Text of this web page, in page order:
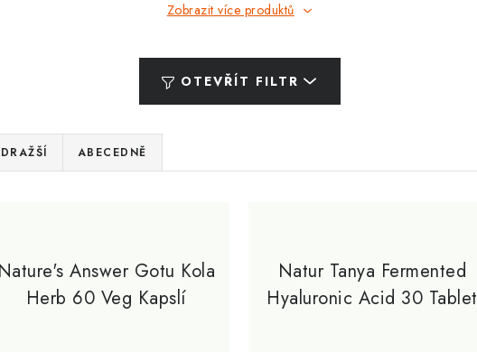
Zobrazit více produktů
OTEVŘÍT FILTR
ABECEDNĚ
Nature's Answer Gotu Kola
Herb 60 Veg Kapslí
Natur Tanya Fermented
Hyaluronic Acid 30 Tablet